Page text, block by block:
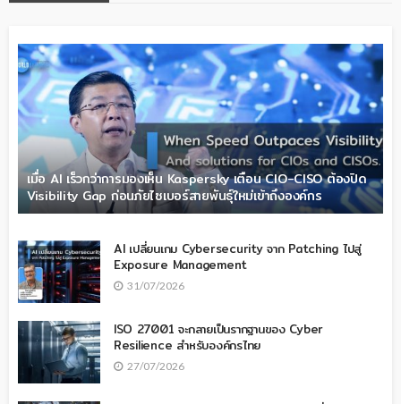
เมื่อ AI เร็วกว่าการมองเห็น Kaspersky เตือน CIO-CISO ต้องปิด
Visibility Gap ก่อนภัยไซเบอร์สายพันธุ์ใหม่เข้าถึงองค์กร
AI เปลี่ยนเกม Cybersecurity จาก Patching ไปสู่
Exposure Management
31/07/2026
ISO 27001 จะกลายเป็นรากฐานของ Cyber
Resilience สำหรับองค์กรไทย
27/07/2026